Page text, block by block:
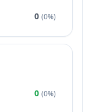
0 (0%)
0 (0%)